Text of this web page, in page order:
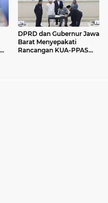
DPRD dan Gubernur Jawa
Barat Menyepakati
Rancangan KUA-PPAS